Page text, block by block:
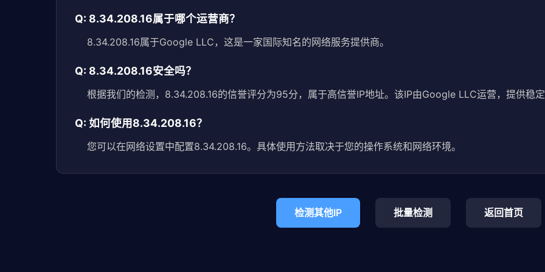
Q: 8.34.208.16属于哪个运营商？
8.34.208.16属于Google LLC，这是一家国际知名的网络服务提供商。
Q: 8.34.208.16安全吗？
根据我们的检测，8.34.208.16的信誉评分为95分，属于高信誉IP地址。该IP由Google LLC运营，提供稳定
Q: 如何使用8.34.208.16？
您可以在网络设置中配置8.34.208.16。具体使用方法取决于您的操作系统和网络环境。
检测其他IP 批量检测 返回首页